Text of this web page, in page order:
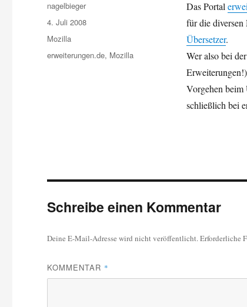
Das Portal
für die
Übersetzer.
Wer also bei
Vorgehen beim
schließlich bei
Autor
nagelbieger
Veröffentlicht
am
4. Juli 2008
Kategorien
Mozilla
Schlagwörter
erweiterungen.de, Mozilla
Schreibe einen Kommentar
Deine E-Mail-Adresse wird nicht veröffentlicht.Erforderliche
KOMMENTAR *